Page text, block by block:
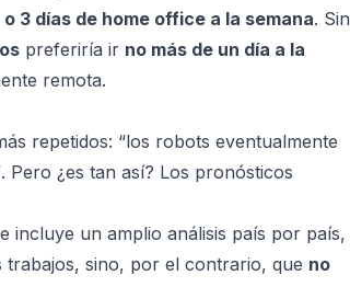
o 3 días de home office a la semana. Sin
preferiría ir no más de un día a la
remota.
repetidos: “los robots eventualmente
. Pero ¿es tan así? Los pronósticos
incluye un amplio análisis país por país,
sino, por el contrario, que no